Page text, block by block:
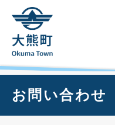
頭
メニュ
お問い合わせ